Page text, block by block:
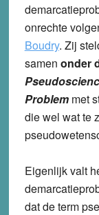
onrechte
Boudry. Zij
samen onder
Problem met
die wel wat te
Eigenlijk valt
dat de term